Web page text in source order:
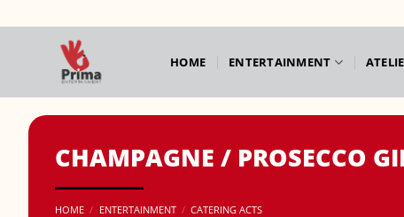
naar
HOME ENTERTAINMENT
CHAMPAGNE / PROSECCO
HOME / ENTERTAINMENT / CATERING ACTS